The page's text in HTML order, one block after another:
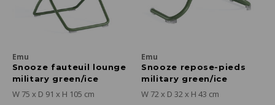
Emu
Snooze fauteuil lounge
military green/ice
W 75 x D 91 x H 105 cm
Emu
Snooze repose-pieds
military green/ice
W 72 x D 32 x H 43 cm